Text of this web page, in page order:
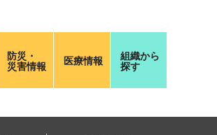
防災・
災害情報
医療情報
組織から
探す